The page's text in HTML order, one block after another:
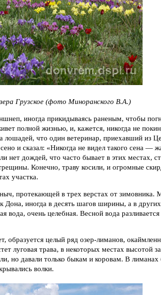
Грузское (фото Миноранского В.А.)
иногда прикидываясь раненым, чтобы
полной жизнью, и, кажется, никогда не
лошадей, что один ветеринар, приехавший из
и сказал: «Никогда не видел такого сена —
нет дождей, что часто бывает в этих местах,
Конечно, траву косили, и огромные
участка.
протекающей в трех верстах от
Дона, иногда в десять шагов ширины, а в
вода, очень целебная. Весной вода
образуется целый ряд озер-лиманов,
луговая трава, в некоторых местах высотой
но давали только быкам и коровам. В
волки.